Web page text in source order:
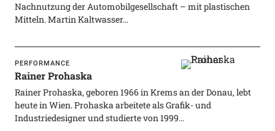
Nachnutzung der Automobilgesellschaft – mit plastischen
Mitteln. Martin Kaltwasser…
PERFORMANCE
Rainer Prohaska
Rainer Prohaska, geboren 1966 in Krems an der Donau, lebt
heute in Wien. Prohaska arbeitete als Grafik- und
Industriedesigner und studierte von 1999…